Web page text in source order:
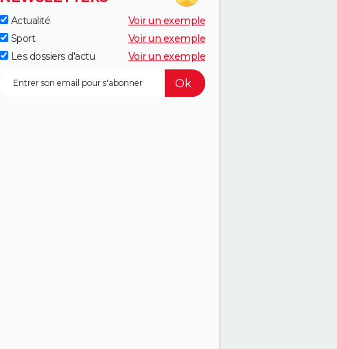
Actualité
Voir un exemple
Sport
Voir un exemple
Les dossiers d'actu
Voir un exemple